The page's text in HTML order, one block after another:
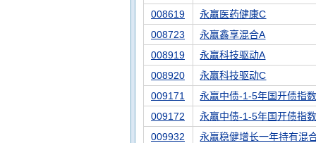
008619
永赢医药健康C
008723
永赢鑫享混合A
008919
永赢科技驱动A
008920
永赢科技驱动C
009171
永赢中债-1-5年国开债指
009172
永赢中债-1-5年国开债指
009932
永赢稳健增长一年持有混